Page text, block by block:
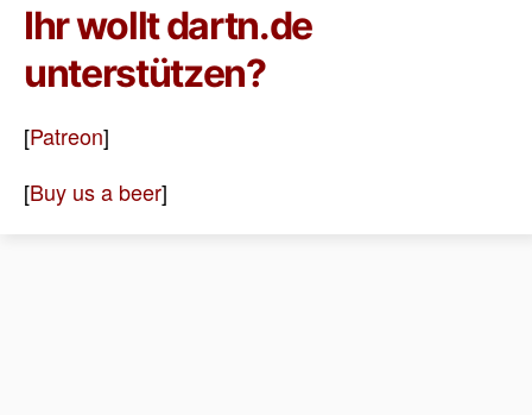
Ihr wollt dartn.de
unterstützen?
[Patreon]
[Buy us a beer]